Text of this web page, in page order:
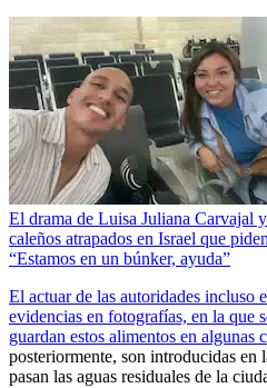
El drama de Luisa Juliana Carvajal
caleños atrapados en Israel que
“Estamos en un búnker, ayuda”
El actuar de las autoridades incluso
evidencias en fotografías, en la que
guardan estos alimentos en algunas
posteriormente, son introducidas en
pasan las aguas residuales de la